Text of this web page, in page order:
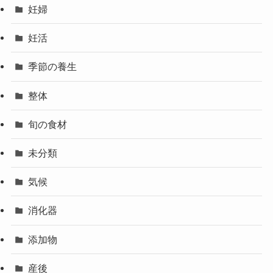
妊婦
妊活
季節の養生
整体
旬の食材
未分類
気候
消化器
添加物
産後